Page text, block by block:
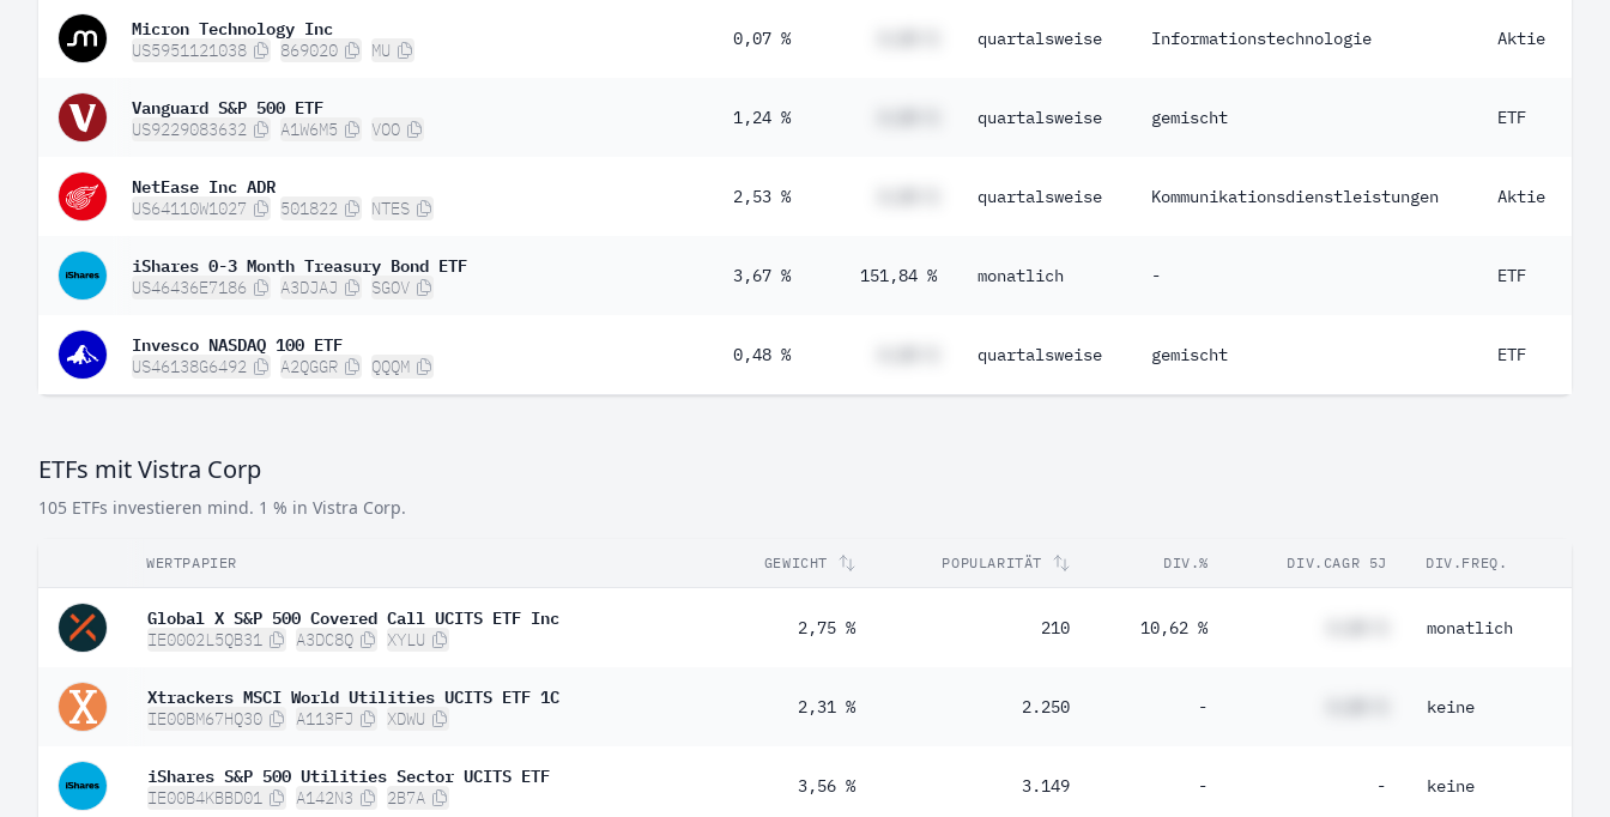
Micron Technology Inc
US5951121038 869020 MU
0,07 % quartalsweise Informationstechnologie Aktie
Vanguard S&P 500 ETF
US9229083632 A1W6M5 VOO
1,24 % quartalsweise gemischt ETF
NetEase Inc ADR
US64110W1027 501822 NTES
2,53 % quartalsweise Kommunikationsdienstleistungen Aktie
iShares 0-3 Month Treasury Bond ETF
US46436E7186 A3DJAJ SGOV
3,67 % 151,84 % monatlich - ETF
Invesco NASDAQ 100 ETF
US46138G6492 A2QGGR QQQM
0,48 % quartalsweise gemischt ETF
ETFs mit Vistra Corp
105 ETFs investieren mind. 1 % in Vistra Corp.
WERTPAPIER GEWICHT POPULARITÄT DIV.% DIV.CAGR 5J DIV.FREQ.
Global X S&P 500 Covered Call UCITS ETF Inc
IE0002L5QB31 A3DC8Q XYLU
2,75 % 210 10,62 % monatlich
Xtrackers MSCI World Utilities UCITS ETF 1C
IE00BM67HQ30 A113FJ XDWU
2,31 % 2.250 - keine
iShares S&P 500 Utilities Sector UCITS ETF
IE00B4KBBD01 A142N3 2B7A
3,56 % 3.149 - - keine